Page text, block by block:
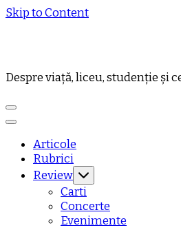
Skip to Content
Despre viață, liceu, studenție și
Articole
Rubrici
Review
Carti
Concerte
Evenimente